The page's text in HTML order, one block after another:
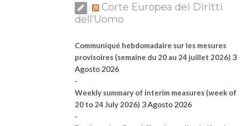
Corte Europea dei Diritti
dell’Uomo
Communiqué hebdomadaire sur les mesures
provisoires (semaine du 20 au 24 juillet 2026) 3
Agosto 2026
-
Weekly summary of interim measures (week of
20 to 24 July 2026) 3 Agosto 2026
-